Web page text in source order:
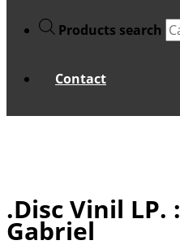
Products search
Contact
.Disc Vinil LP.
Gabriel